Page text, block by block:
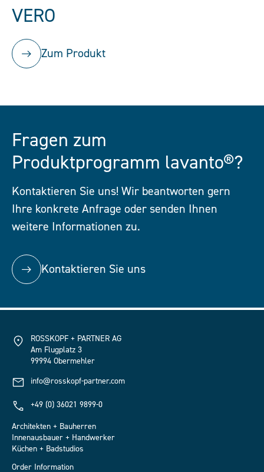
VERO
Zum Produkt
Fragen zum
Produktprogramm lavanto®?
Kontaktieren Sie uns! Wir beantworten gern
Ihre konkrete Anfrage oder senden Ihnen
weitere Informationen zu.
Kontaktieren Sie uns
ROSSKOPF + PARTNER AG
Am Flugplatz 3
99994 Obermehler
info@rosskopf-partner.com
+49 (0) 36021 9899-0
Architekten + Bauherren
Innenausbauer + Handwerker
Küchen + Badstudios
Order Information